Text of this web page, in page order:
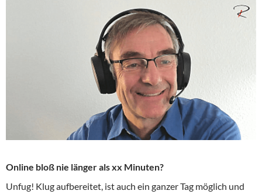
Online bloß nie länger als xx Minuten?
Unfug! Klug aufbereitet, ist auch ein ganzer Tag möglich und